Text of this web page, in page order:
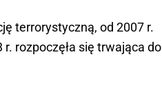
terrorystyczną, od 2007 r.
rozpoczęła się trwająca do